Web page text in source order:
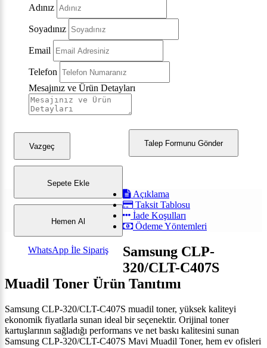
Adınız
Soyadınız
Email
Telefon
Mesajınız ve Ürün Detayları
Talep Formunu Gönder
Vazgeç
Sepete Ekle
Hemen Al
WhatsApp İle Sipariş
Açıklama
Taksit Tablosu
İade Koşulları
Ödeme Yöntemleri
Samsung CLP-
320/CLT-C407S
Muadil Toner Ürün Tanıtımı
Samsung CLP-320/CLT-C407S muadil toner, yüksek kaliteyi
ekonomik fiyatlarla sunan ideal bir seçenektir. Orijinal toner
kartuşlarının sağladığı performans ve net baskı kalitesini sunan
Samsung CLP-320/CLT-C407S Mavi Muadil Toner, hem ev ofisleri